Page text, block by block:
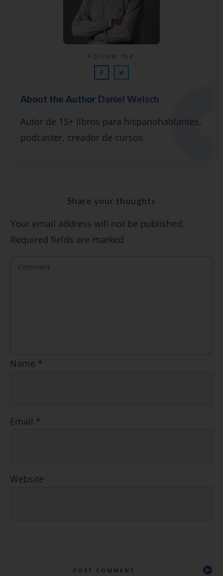
Lecciones por email...
Suscríbete y recibirás 2 o 3 lecciones
gratuitas por semana, además de la guía
"7 errores comunes al hablar inglés (y
SÍ, QUIERO
About the Author Daniel Welsch
Autor de 15+ libros para hispanohablantes,
podcaster, creador de cursos.
Follow me
Share your thoughts
Your email address will not be published.
Required fields are marked
Name *
Email *
Website
POST COMMENT